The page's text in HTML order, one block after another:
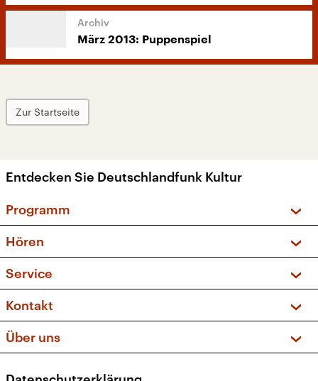
März 2013: Puppenspiel
Zur Startseite
Entdecken Sie Deutschlandfunk Kultur
Programm
Sendungen und Podcasts
Musikliste
Kakadu – Das Kinderprogramm
Hören
Frequenzen (UKW + DAB+)
Service
FAQ
Apps
Newsletter
Kontakt
Social Media
Über uns